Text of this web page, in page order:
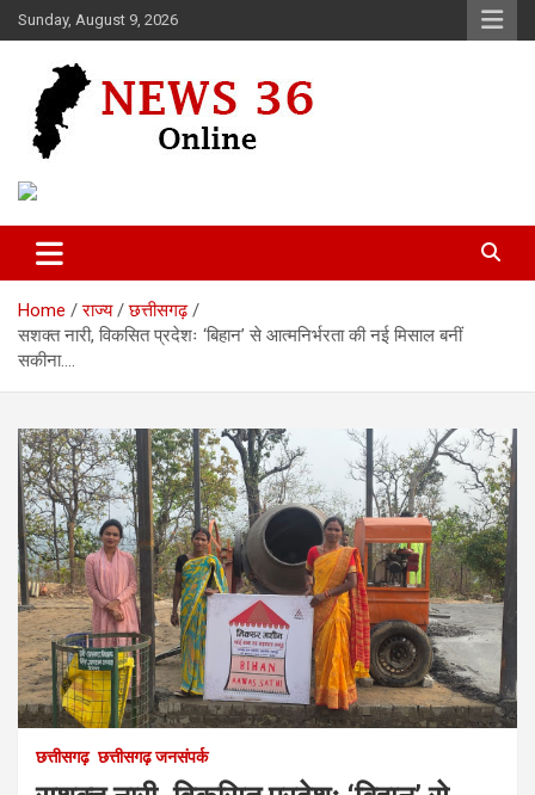
Skip
to
Sunday, August 9, 2026
News 36
Home राज्य
छत्तीसगढ़
सशक्त नारी, विकसित प्रदेशः ‘बिहान’ से आत्मनिर्भरता की नई मिसाल बनीं
सकीना….
छत्तीसगढ़ छत्तीसगढ़ जनसंपर्क